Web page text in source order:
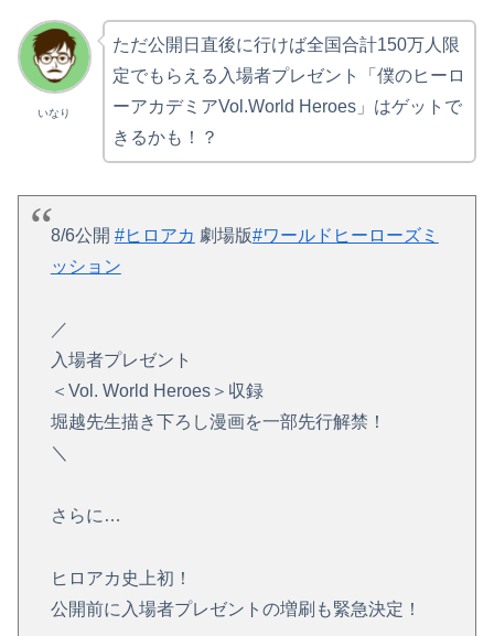
いなり
ただ公開日直後に行けば全国合計150万人限
定でもらえる入場者プレゼント「僕のヒーロ
ーアカデミアVol.World Heroes」はゲットで
きるかも！？
8/6公開 #ヒロアカ 劇場版#ワールドヒーローズミ
ッション
／
入場者プレゼント
＜Vol. World Heroes＞収録
堀越先生描き下ろし漫画を一部先行解禁！
＼
さらに…
ヒロアカ史上初！
公開前に入場者プレゼントの増刷も緊急決定！